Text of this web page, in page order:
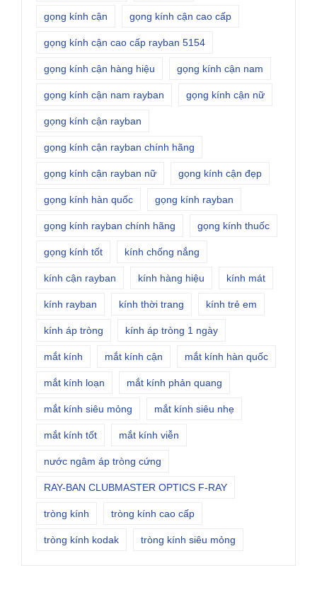
gọng kính cận gọng kính cận cao cấp
gọng kính cận cao cấp rayban 5154
gọng kính cận hàng hiệu gọng kính cận nam
gọng kính cận nam rayban gọng kính cận nữ
gọng kính cận rayban
gọng kính cận rayban chính hãng
gọng kính cận rayban nữ gọng kính cận đẹp
gọng kính hàn quốc gọng kính rayban
gọng kính rayban chính hãng gọng kính thuốc
gọng kính tốt kính chống nắng
kính cận rayban kính hàng hiệu kính mát
kính rayban kính thời trang kính trẻ em
kính áp tròng kính áp tròng 1 ngày
mắt kính mắt kính cận mắt kính hàn quốc
mắt kính loạn mắt kính phản quang
mắt kính siêu mỏng mắt kính siêu nhẹ
mắt kính tốt mắt kính viễn
nước ngâm áp tròng cứng
RAY-BAN CLUBMASTER OPTICS F-RAY
tròng kính tròng kính cao cấp
tròng kính kodak tròng kính siêu mỏng